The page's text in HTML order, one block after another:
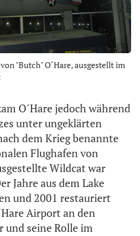
"Butch" O´Hare, ausgestellt im
O´Hare jedoch während
unter ungeklärten
dem Krieg benannte
Flughafen von
Wildcat war
Jahre aus dem Lake
und 2001 restauriert
Airport an den
und seine Rolle im